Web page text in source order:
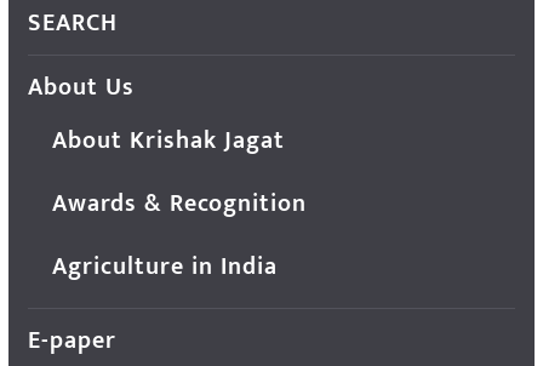
SEARCH
About Us
About Krishak Jagat
Awards & Recognition
Agriculture in India
E-paper